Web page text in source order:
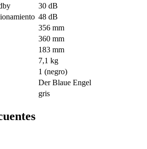
30 dB
48 dB
356 mm
360 mm
183 mm
7,1 kg
1 (negro)
Der Blaue Engel
gris